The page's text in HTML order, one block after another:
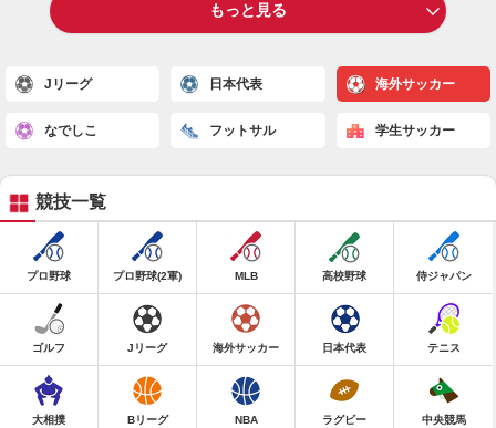
もっと見る
Jリーグ 日本代表 海外サッカー
なでしこ フットサル 学生サッカー
競技一覧
プロ野球 プロ野球(2軍) MLB 高校野球 侍ジャパン
ゴルフ Jリーグ 海外サッカー 日本代表 テニス
大相撲 Bリーグ NBA ラグビー 中央競馬